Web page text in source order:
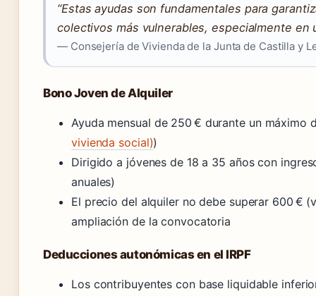
“Estas ayudas son fundamentales para
colectivos más vulnerables, especialmente en
— Consejería de Vivienda de la Junta de Castilla y
Bono Joven de Alquiler
Ayuda mensual de 250 € durante un máximo
vivienda social))
Dirigido a jóvenes de 18 a 35 años con
anuales)
El precio del alquiler no debe superar 600 €
ampliación de la convocatoria
Deducciones autonómicas en el IRPF
Los contribuyentes con base liquidable